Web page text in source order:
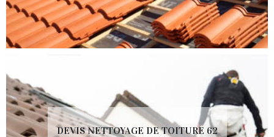
DEVIS NETTOYAGE DE TOITURE 62